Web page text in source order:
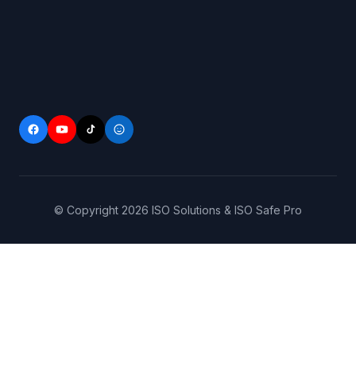
© Copyright 2026 ISO Solutions & ISO Safe Pro